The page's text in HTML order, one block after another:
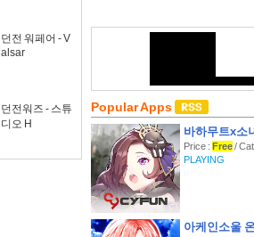
던전 워페어 - V
alsar
던전워즈 - 스튜
디오 H
Popular Apps
바하무트x소
Price : Free/
PLAYING
아케인소울